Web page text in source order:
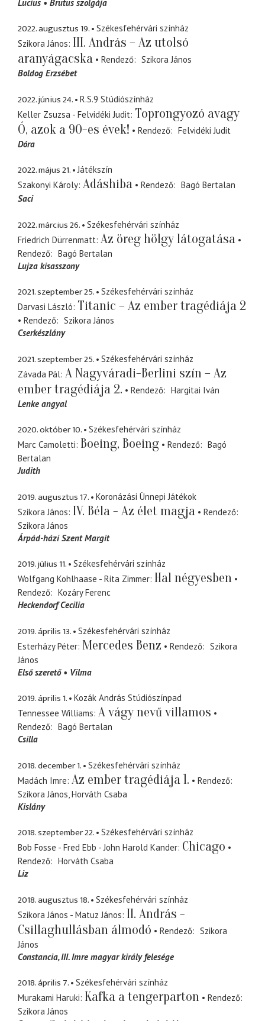
Lucius
Brutus szolgája
2022. augusztus 19.
Székesfehérvári színház
Szikora János III. András – Az utolsó
aranyágacska
Rendező
Szikora János
Boldog Erzsébet
2022. június 24.
R.S.9 Stúdiószínház
Keller Zsuzsa - Felvidéki Judit Toprongyozó avagy
Ó, azok a 90-es évek!
Rendező
Felvidéki Judit
Dóra
2022. május 21.
Játékszín
Szakonyi Károly Adáshiba Rendező
Bagó Bertalan
Saci
2022. március 26.
Székesfehérvári színház
Friedrich Dürrenmatt Az öreg hölgy látogatása
Rendező
Bagó Bertalan
Lujza kisasszony
2021. szeptember 25.
Székesfehérvári színház
Darvasi László Titanic – Az ember tragédiája 2
Rendező
Szikora János
Cserkészlány
2021. szeptember 25.
Székesfehérvári színház
Závada Pál A Nagyváradi-Berlini szín – Az
ember tragédiája 2.
Rendező
Hargitai Iván
Lenke angyal
2020. október 10.
Székesfehérvári színház
Marc Camoletti Boeing, Boeing Rendező
Bagó
Bertalan
Judith
2019. augusztus 17.
Koronázási Ünnepi Játékok
Szikora János IV. Béla - Az élet magja
Rendező
Szikora János
Árpád-házi Szent Margit
2019. július 11.
Székesfehérvári színház
Wolfgang Kohlhaase - Rita Zimmer Hal négyesben
Rendező
Kozáry Ferenc
Heckendorf Cecilia
2019. április 13.
Székesfehérvári színház
Esterházy Péter Mercedes Benz Rendező
Szikora
János
Első szerető
Vilma
2019. április 1.
Kozák András Stúdiószínpad
Tennessee Williams A vágy nevű villamos
Rendező
Bagó Bertalan
Csilla
2018. december 1.
Székesfehérvári színház
Madách Imre Az ember tragédiája 1.
Rendező
Szikora János Horváth Csaba
Kislány
2018. szeptember 22.
Székesfehérvári színház
Bob Fosse - Fred Ebb - John Harold Kander Chicago
Rendező
Horváth Csaba
Liz
2018. augusztus 18.
Székesfehérvári színház
Szikora János - Matuz János II. András -
Csillaghullásban álmodó
Rendező
Szikora
János
Constancia III. Imre magyar király felesége
2018. április 7.
Székesfehérvári színház
Murakami Haruki Kafka a tengerparton
Rendező
Szikora János